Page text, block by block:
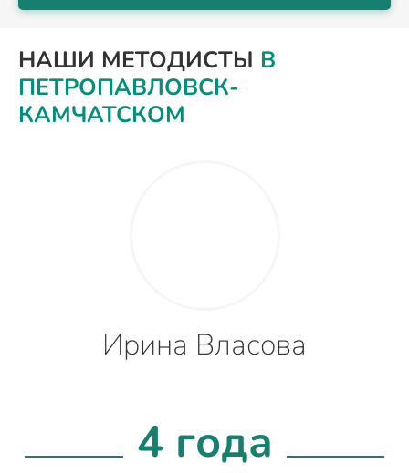
НАШИ МЕТОДИСТЫ В
ПЕТРОПАВЛОВСК-
КАМЧАТСКОМ
Ирина Власова
4 года